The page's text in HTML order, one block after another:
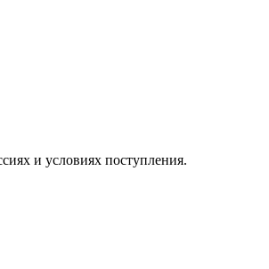
и условиях поступления.